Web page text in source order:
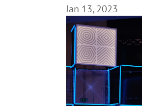
Jan 13, 2023